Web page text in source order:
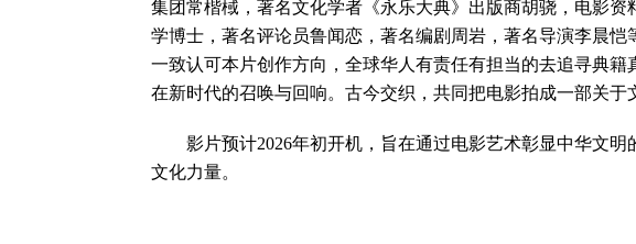
集团常楷棫，著名文化学者《永乐大典》出版商胡骁，电影
学博士，著名评论员鲁闻恋，著名编剧周岩，著名导演李晨
一致认可本片创作方向，全球华人有责任有担当的去追寻典籍
在新时代的召唤与回响。古今交织，共同把电影拍成一部关于
影片预计2026年初开机，旨在通过电影艺术彰显中华文明
文化力量。